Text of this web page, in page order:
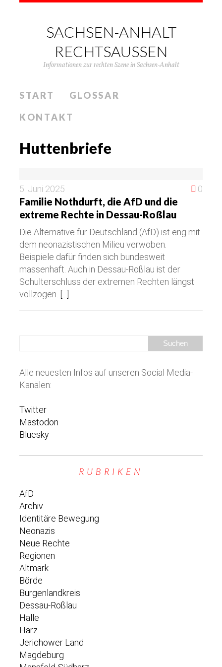
SACHSEN-ANHALT
RECHTSAUSSEN
Informationen zur rechten Szene in Sachsen-Anhalt
START
GLOSSAR
KONTAKT
Huttenbriefe
5. Juni 2025 0
Familie Nothdurft, die AfD und die
extreme Rechte in Dessau-Roßlau
Die Alternative für Deutschland (AfD) ist eng mit
dem neonazistischen Milieu verwoben.
Beispiele dafür finden sich bundesweit
massenhaft. Auch in Dessau-Roßlau ist der
Schulterschluss der extremen Rechten längst
vollzogen.
Alle neuesten Infos auf unseren Social Media-
Kanälen:
Twitter
Mastodon
Bluesky
RUBRIKEN
AfD
Archiv
Identitäre Bewegung
Neonazis
Neue Rechte
Regionen
Altmark
Börde
Burgenlandkreis
Dessau-Roßlau
Halle
Harz
Jerichower Land
Magdeburg